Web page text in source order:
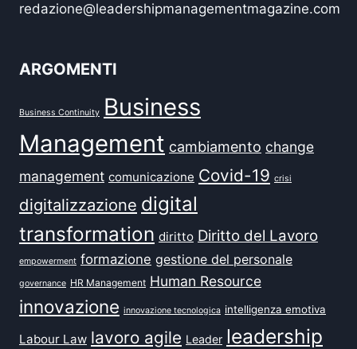
redazione@leadershipmanagementmagazine.com
ARGOMENTI
Business Continuity Business
Management cambiamento change
management comunicazione Covid-19 crisi
digitalizzazione digital
transformation diritto Diritto del Lavoro
empowerment formazione gestione del personale
governance HR Management Human Resource
innovazione innovazione tecnologica intelligenza emotiva
Labour Law lavoro agile Leader leadership